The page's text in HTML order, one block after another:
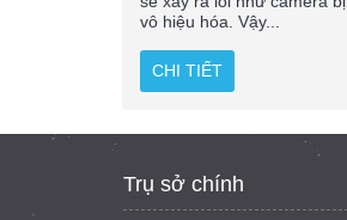
vô hiệu hóa. Vậy...
CHI TIẾT
Trụ sở chính